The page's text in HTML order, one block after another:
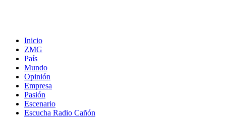
Inicio
ZMG
País
Mundo
Opinión
Empresa
Pasión
Escenario
Escucha Radio Cañón